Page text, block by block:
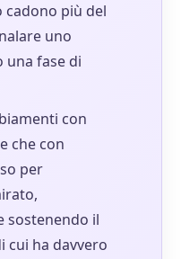
cadono più del
uno
una fase di
con
che con
per
sostenendo il
cui ha davvero